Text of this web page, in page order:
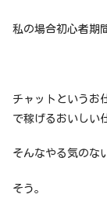
私の場合初心者期
チャットというお
で稼げるおいしい
そんなやる気のな
そう。